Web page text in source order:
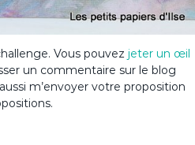
Vous pouvez jeter un œil
un commentaire sur le blog
m’envoyer votre proposition